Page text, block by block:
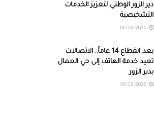
دير الزور الوطني لتعزيز الخدمات
التشخيصية
بعد انقطاع 14 عاماً.. الاتصالات
تعيد خدمة الهاتف إلى حي العمال
بدير الزور